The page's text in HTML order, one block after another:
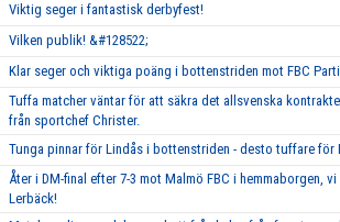
Viktig seger i fantastisk derbyfest!
Vilken publik! &#128522;
Klar seger och viktiga poäng i bottenstriden mot FBC
Tuffa matcher väntar för att säkra det allsvenska
från sportchef Christer.
Tunga pinnar för Lindås i bottenstriden - desto tuffare för
Åter i DM-final efter 7-3 mot Malmö FBC i hemmaborgen,
Lerbäck!